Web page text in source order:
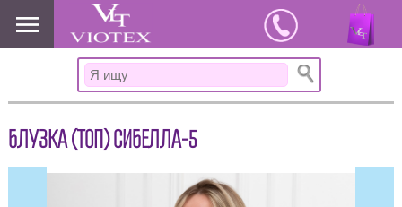
www.viotex37.ru
БЛУЗКА (ТОП) СИБЕЛЛА-5